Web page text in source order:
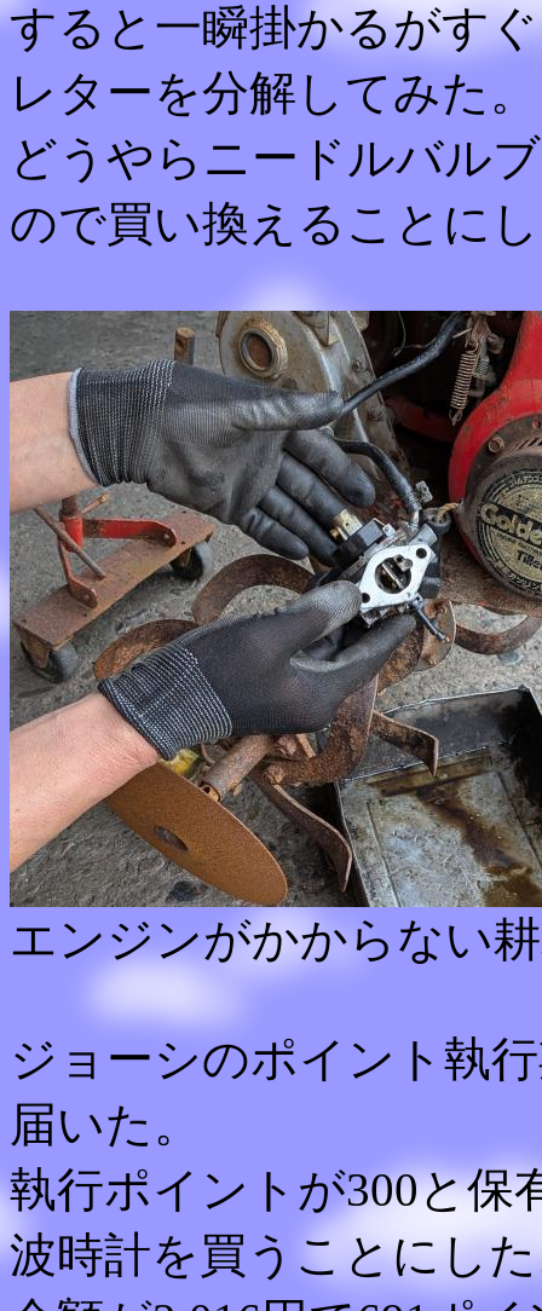
すると一瞬掛かるがす
レターを分解してみた。
どうやらニードルバル
ので買い換えることに
エンジンがかからない
ジョーシのポイント執
届いた。
執行ポイントが300と保
波時計を買うことにし